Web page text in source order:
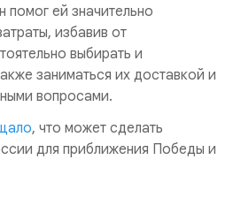
помог ей значительно
избавив от
выбирать и
заниматься их доставкой и
вопросами.
, что может сделать
для приближения Победы и